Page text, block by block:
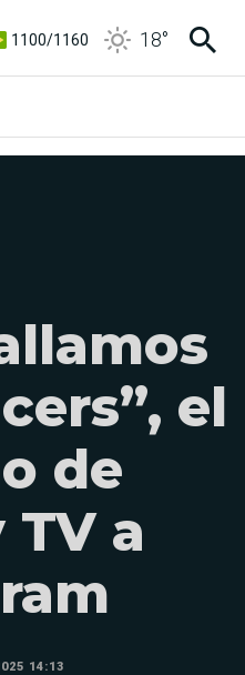
3,8/4
18°
el
de
a
14:13